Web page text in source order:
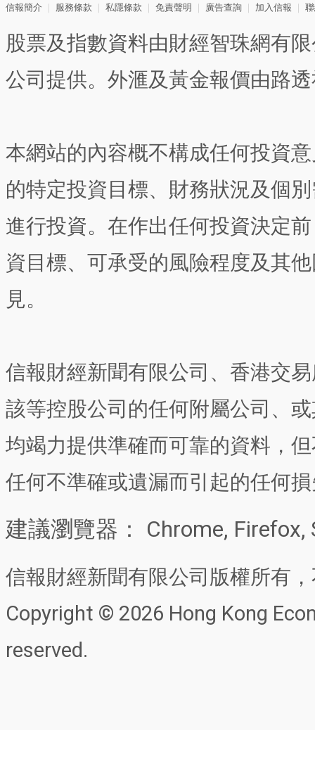
信報簡介 服務條款 私隱條款 免責聲明 廣告查詢 加入信報
股票及指數資料由財經智珠網有
公司提供。外滙及黃金報價由路
本網站的內容概不構成任何投資
的特定投資目標、財務狀況及個
進行投資。在作出任何投資決定
資目標、可承受的風險程度及其
見。
信報財經新聞有限公司、香港交
該等控股公司的任何附屬公司、
均竭力提供準確而可靠的資料，
任何不準確或遺漏而引起的任何
建議瀏覽器： Chrome, Firefox,
信報財經新聞有限公司版權所有
Copyright © 2026 Hong Kong
reserved.